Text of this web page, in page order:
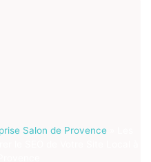
Salon de Provence